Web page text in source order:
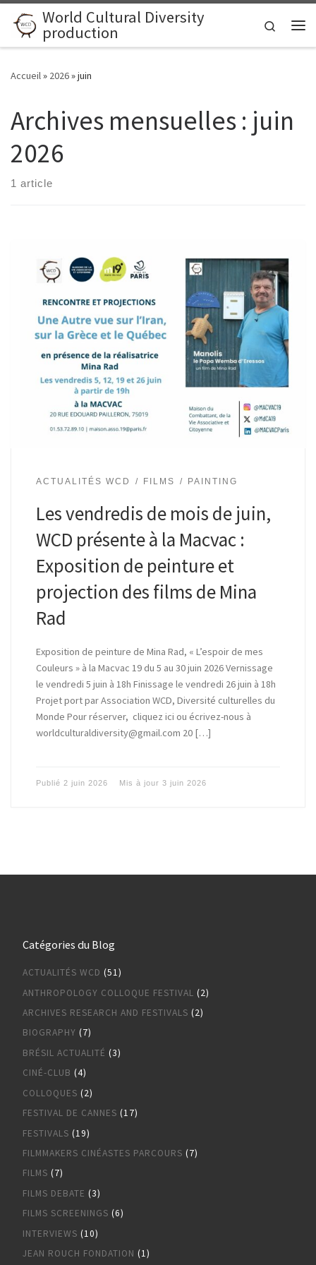
Skip to content
World Cultural Diversity
production
Search
Accueil» 2026»juin
Archives mensuelles : juin
2026
1 article
ACTUALITÉS WCD FILMS PAINTING
Les vendredis de mois de juin,
WCD présente à la Macvac :
Exposition de peinture et
projection des films de Mina
Rad
Exposition de peinture de Mina Rad, « L’espoir de mes
Couleurs » à la Macvac 19 du 5 au 30 juin 2026 Vernissage
le vendredi 5 juin à 18h Finissage le vendredi 26 juin à 18h
Projet port par Association WCD, Diversité culturelles du
Monde Pour réserver, cliquez ici ou écrivez-nous à
worldculturaldiversity@gmail.com 20 […]
Publié 2 juin 2026 Mis à jour 3 juin 2026
Catégories du Blog
ACTUALITÉS WCD (51)
ANTHROPOLOGY COLLOQUE FESTIVAL (2)
ARCHIVES RESEARCH AND FESTIVALS (2)
BIOGRAPHY (7)
BRÉSIL ACTUALITÉ (3)
CINÉ-CLUB (4)
COLLOQUES (2)
FESTIVAL DE CANNES (17)
FESTIVALS (19)
FILMMAKERS CINÉASTES PARCOURS (7)
FILMS (7)
FILMS DEBATE (3)
FILMS SCREENINGS (6)
INTERVIEWS (10)
JEAN ROUCH FONDATION (1)